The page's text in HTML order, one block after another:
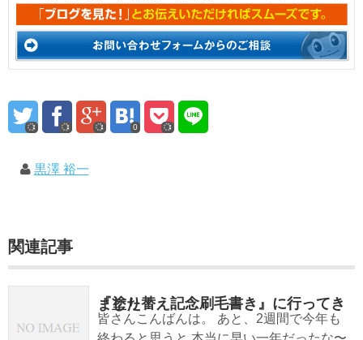
0
黒澤 裕一
関連記事
『塗り替え記念刷毛書き』に行ってきました！
皆さんこんばんは。 あと、2週間で今年も